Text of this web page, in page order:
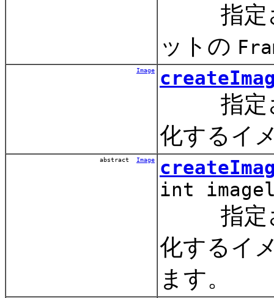
指定さ
ットの
Image
指定さ
化するイ
abstract Image
int
指定さ
化するイ
ます。